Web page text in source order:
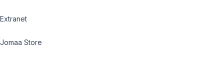
Extranet
Jomaa Store